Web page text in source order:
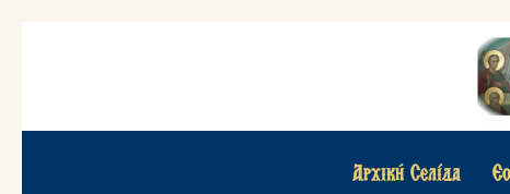
Αρχική Σελίδα